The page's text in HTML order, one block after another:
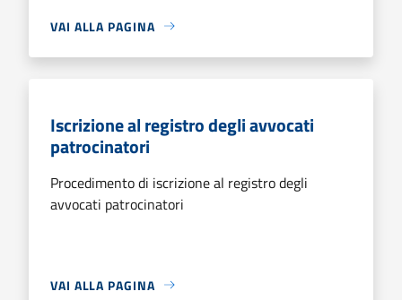
VAI ALLA PAGINA
Iscrizione al registro degli avvocati
patrocinatori
Procedimento di iscrizione al registro degli
avvocati patrocinatori
VAI ALLA PAGINA